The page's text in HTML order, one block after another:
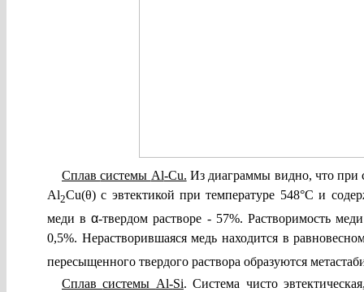
Сплавсистемы Al-Cu. Из диаграммы видно, что при
Аl2Cu(θ) с эвтектикой при температуре 548°С и
меди вα-твердом растворе - 57%. Растворимость
0,5%. Нерастворившаяся медь находится в
пересыщенного твердого рас­твора образуются
Сплавсистемы Al-Si. Система чисто